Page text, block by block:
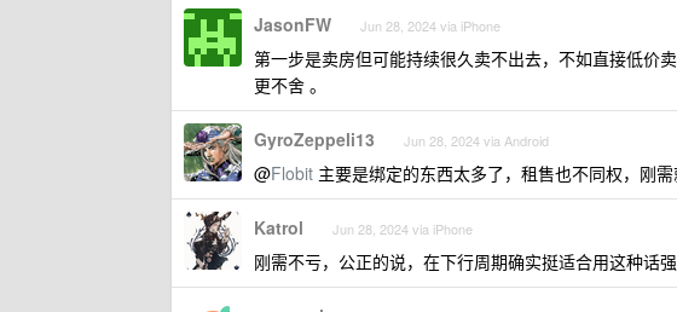
JasonFW Jun 28, 2024 via iPhone
第一步是卖房但可能持续很久卖不出去，不如直接低价
更不舍 。
GyroZeppeli13 Jun 28, 2024 via Android
@Flobit 主要是绑定的东西太多了，租售也不同权，刚需
Katrol Jun 28, 2024 via iPhone
刚需不亏，公正的说，在下行周期确实挺适合用这种话